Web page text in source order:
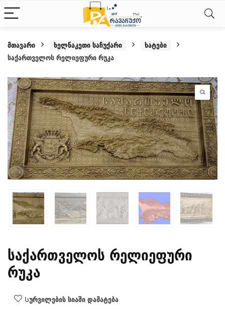
მთავარი ხელნაკეთი საჩუქარი
ხატები
საქართველოს რელიეფური რუკა
საქართველოს რელიეფური
რუკა
Სურვილების სიაში დამატება